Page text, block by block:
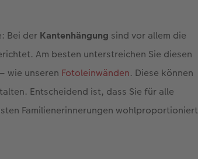
Bei der Kantenhängung sind vor allem die
Am besten unterstreichen Sie diesen
wie unseren Fotoleinwänden. Diese können
Entscheidend ist, dass Sie für alle
Familienerinnerungen wohlproportioniert